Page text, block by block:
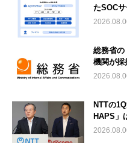
たSOC
総務省の
機関が採
NTTの
HAPS」